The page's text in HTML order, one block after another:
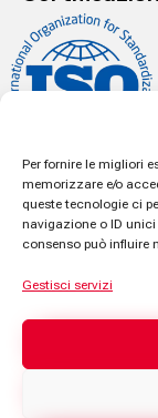
Per fornire le migliori
memorizzare e/o
queste tecnologie ci
navigazione o ID
consenso può influire
Gestisci servizi
© 2024 Repak S.r.l. -